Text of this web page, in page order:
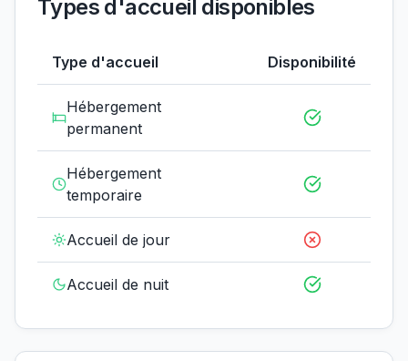
Types d'accueil disponibles
Type d'accueil Disponibilité
Hébergement
permanent
Hébergement
temporaire
Accueil de jour
Accueil de nuit